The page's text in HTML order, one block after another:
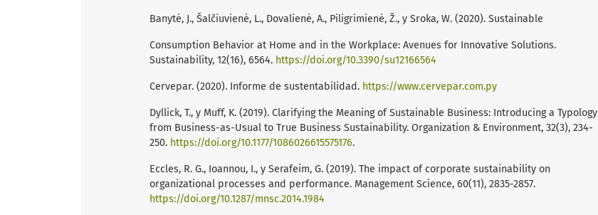
Banytė, J., Šalčiuvienė, L., Dovalienė, A., Piligrimienė, Ž., y Sroka, W. (2020). Sustainable
Consumption Behavior at Home and in the Workplace: Avenues for Innovative Solutions.
Sustainability, 12(16), 6564. https://doi.org/10.3390/su12166564
Cervepar. (2020). Informe de sustentabilidad. https://www.cervepar.com.py
Dyllick, T., y Muff, K. (2019). Clarifying the Meaning of Sustainable Business: Introducing a Typology
from Business-as-Usual to True Business Sustainability. Organization & Environment, 32(3), 234-
250. https://doi.org/10.1177/1086026615575176.
Eccles, R. G., Ioannou, I., y Serafeim, G. (2019). The impact of corporate sustainability on
organizational processes and performance. Management Science, 60(11), 2835-2857.
https://doi.org/10.1287/mnsc.2014.1984